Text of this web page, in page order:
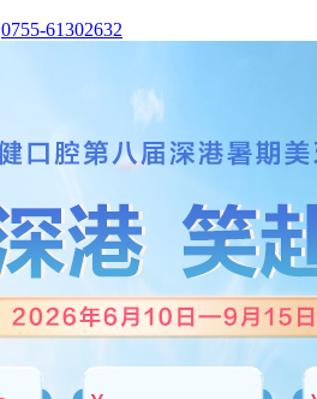
0755-61302632